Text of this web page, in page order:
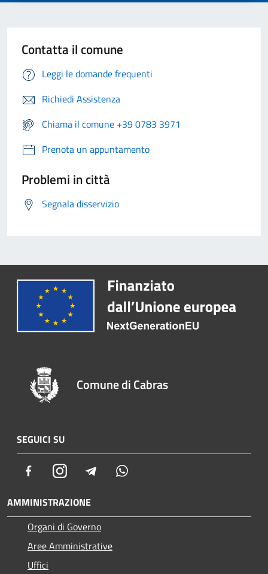
Contatta il comune
Leggi le domande frequenti
Richiedi Assistenza
Chiama il comune +39 0783 3971
Prenota un appuntamento
Problemi in città
Segnala disservizio
Comune di Cabras
SEGUICI SU
FacebookInstagram Telegram
AMMINISTRAZIONE
Organi di Governo
Aree Amministrative
Uffici